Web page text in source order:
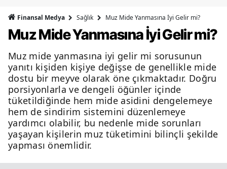
Finansal Medya Sağlık Muz Mide Yanmasına İyi Gelir mi?
Muz Mide Yanmasına İyi Gelir mi?
Muz mide yanmasına iyi gelir mi sorusunun
yanıtı kişiden kişiye değişse de genellikle mide
dostu bir meyve olarak öne çıkmaktadır. Doğru
porsiyonlarla ve dengeli öğünler içinde
tüketildiğinde hem mide asidini dengelemeye
hem de sindirim sistemini düzenlemeye
yardımcı olabilir, bu nedenle mide sorunları
yaşayan kişilerin muz tüketimini bilinçli şekilde
yapması önemlidir.